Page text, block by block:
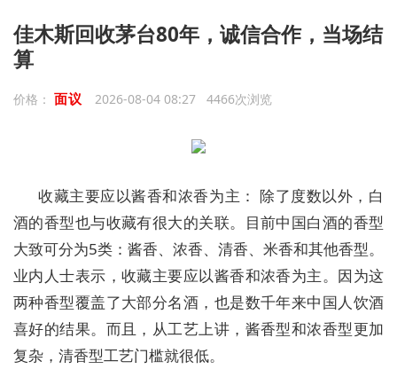
佳木斯回收茅台80年，诚信合作，当场结
算
价格： 面议 2026-08-04 08:27 4466次浏览
收藏主要应以酱香和浓香为主： 除了度数以外，白
酒的香型也与收藏有很大的关联。目前中国白酒的香型
大致可分为5类：酱香、浓香、清香、米香和其他香型。
业内人士表示，收藏主要应以酱香和浓香为主。因为这
两种香型覆盖了大部分名酒，也是数千年来中国人饮酒
喜好的结果。而且，从工艺上讲，酱香型和浓香型更加
复杂，清香型工艺门槛就很低。